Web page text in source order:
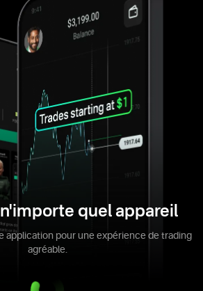
n'importe quel appareil
application pour une expérience de trading
agréable.